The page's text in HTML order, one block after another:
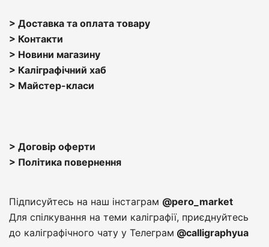
> Доставка та оплата товару
> Контакти
> Новини магазину
> Каліграфічний хаб
> Майстер-класи
> Договір оферти
> Політика повернення
Підписуйтесь на наш інстаграм @pero_market
Для спілкування на теми каліграфії, приєднуйтесь
до каліграфічного чату у Телеграм @calligraphyua